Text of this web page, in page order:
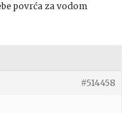
povrća za vodom
#514458